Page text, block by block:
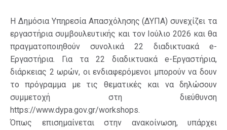
Η Δημόσια Υπηρεσία Απασχόλησης (ΔΥΠΑ) συνεχίζει τα
εργαστήρια συμβουλευτικής και τον Ιούλιο 2026 και θα
πραγματοποιηθούν συνολικά 22 διαδικτυακά e-
Εργαστήρια. Για τα 22 διαδικτυακά e-Εργαστήρια,
διάρκειας 2 ωρών, οι ενδιαφερόμενοι μπορούν να δουν
το πρόγραμμα με τις θεματικές και να δηλώσουν
συμμετοχή στη διεύθυνση
https://www.dypa.gov.gr/workshops.
Όπως επισημαίνεται στην ανακοίνωση, υπάρχει